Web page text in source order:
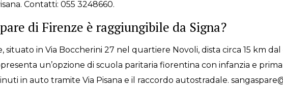
Contatti: 055 3248660.
di Firenze è raggiungibile da Signa?
situato in Via Boccherini 27 nel quartiere Novoli, dista circa 15 km
un’opzione di scuola paritaria fiorentina con infanzia e
in auto tramite Via Pisana e il raccordo autostradale.